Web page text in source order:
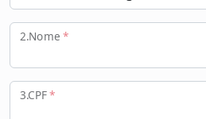
2.Nome *
3.CPF*